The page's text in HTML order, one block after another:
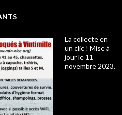
La collecte en
un clic ! Mise à
jour le 11
novembre 2023.